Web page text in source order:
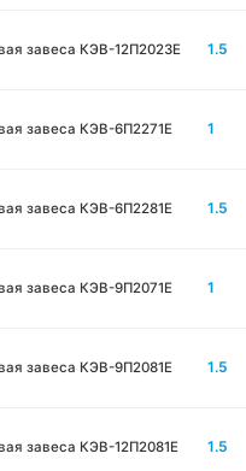
завеса КЭВ-12П2023E 1.5
завеса КЭВ-6П2271E 1
завеса КЭВ-6П2281E 1.5
завеса КЭВ-9П2071E 1
завеса КЭВ-9П2081E 1.5
завеса КЭВ-12П2081E 1.5